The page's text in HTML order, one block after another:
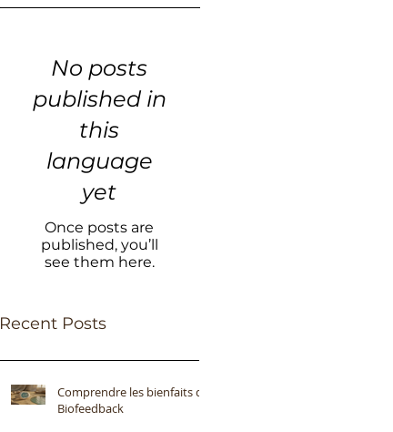
No posts
published in
this
language
yet
Once posts are
published, you’ll
see them here.
Recent Posts
Comprendre les bienfaits du
Biofeedback